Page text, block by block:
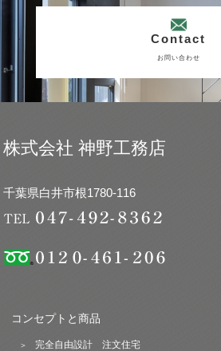
Contact
お問い合わせ
株式会社 神野工務店
千葉県白井市根1780-116
コンセプトと商品
完全自由設計 注文住宅